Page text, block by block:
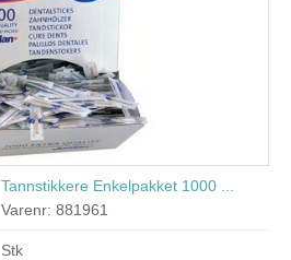
Tannstikkere Enkelpakket 1000 ...
Varenr: 881961
Stk